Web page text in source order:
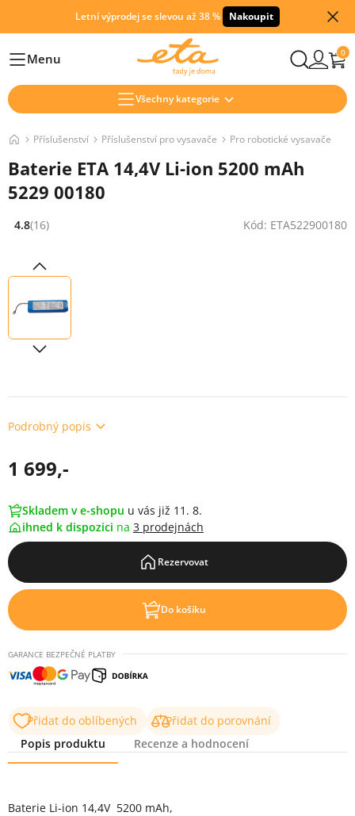
Letní výprodej se slevou až 38 % Nakoupit
HlavníMenu 0
Všechny kategorie
Příslušenství Příslušenství pro vysavače Pro robotické vysavače
Baterie ETA 14,4V Li-ion 5200 mAh
5229 00180
Hodnocení: 4.8 z 5 (16 recenzí)
4.8(16) Kód: ETA522900180
Podrobný popis
1 699,-
Skladem v e-shopu u vás již 11. 8.
ihned k dispozici na 3 prodejnách
Rezervovat
Do košíku
GARANCE BEZPEČNÉ PLATBY
Přidat do oblíbených
Přidat do porovnání
Popis produktu
Recenze a hodnocení
Baterie Li-ion 14,4V 5200 mAh,